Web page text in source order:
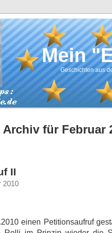
Mein
Geschichten aus
Archiv für Februar
II
2010
einen Petitionsaufruf